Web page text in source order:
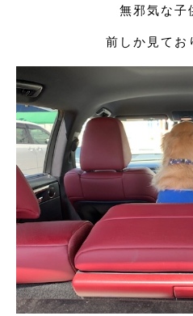
無邪気な子
前しか見てお